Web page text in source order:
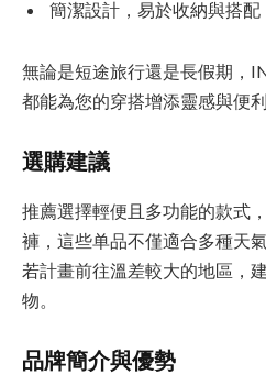
簡潔設計，易於收納與搭配
無論是短途旅行還是長假期，
都能為您的穿搭增添靈感與便利
選購建議
推薦選擇輕便且多功能的款式
褲，這些单品不僅適合多種天
若計畫前往溫差較大的地區，
物。
品牌簡介與優勢